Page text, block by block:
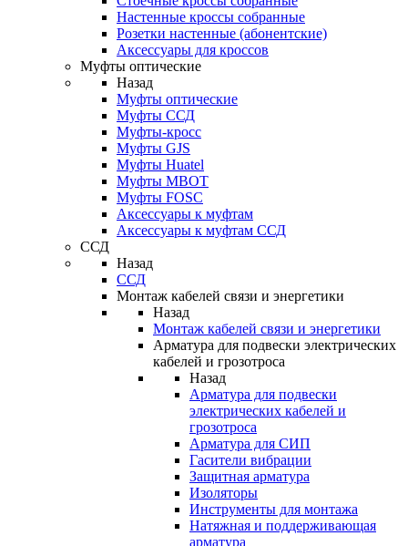
Настенные кроссы собранные
Розетки настенные (абонентские)
Аксессуары для кроссов
Муфты оптические
Назад
Муфты оптические
Муфты ССД
Муфты-кросс
Муфты GJS
Муфты Huatel
Муфты МВОТ
Муфты FOSC
Аксессуары к муфтам
Аксессуары к муфтам ССД
ССД
Назад
ССД
Монтаж кабелей связи и энергетики
Назад
Монтаж кабелей связи и энергетики
Арматура для подвески электрических
кабелей и грозотроса
Назад
Арматура для подвески
электрических кабелей и
грозотроса
Арматура для СИП
Гасители вибрации
Защитная арматура
Изоляторы
Инструменты для монтажа
Натяжная и поддерживающая
арматура